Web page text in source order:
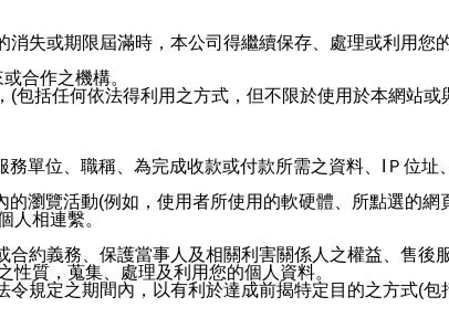
失或期限屆滿時，本公司得繼續保存、處理或利用您
合作之機構。
括任何依法得利用之方式，但不限於使用於本網站
單位、職稱、為完成收款或付款所需之資料、IＰ位
瀏覽活動(例如，使用者所使用的軟硬體、所點選的
人相連繫。
約義務、保護當事人及相關利害關係人之權益、售後
質，蒐集、處理及利用您的個人資料。
規定之期間內，以有利於達成前揭特定目的之方式(包